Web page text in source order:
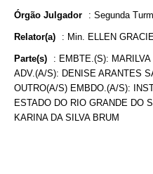
Órgão Julgador : Segunda
Relator(a) : Min. ELLEN
Parte(s) : EMBTE.(S):
ADV.(A/S): DENISE ARANTES
OUTRO(A/S) EMBDO.(A/S):
ESTADO DO RIO GRANDE DO
KARINA DA SILVA BRUM